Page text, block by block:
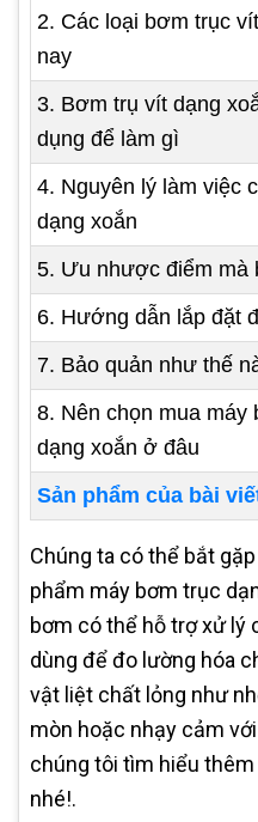
2. Các loại bơm trục
nay
3. Bơm trụ vít dạng
dụng để làm gì
4. Nguyên lý làm việc
dạng xoắn
5. Ưu nhược điểm mà
6. Hướng dẫn lắp đặt
7. Bảo quản như thế
8. Nên chọn mua máy
dạng xoắn ở đâu
Sản phẩm của bài
Chúng ta có thể bắt
phẩm máy bơm trục
bơm có thể hỗ trợ xử lý
dùng để đo lường hóa
vật liệt chất lỏng như
mòn hoặc nhạy cảm
chúng tôi tìm hiểu
nhé!.